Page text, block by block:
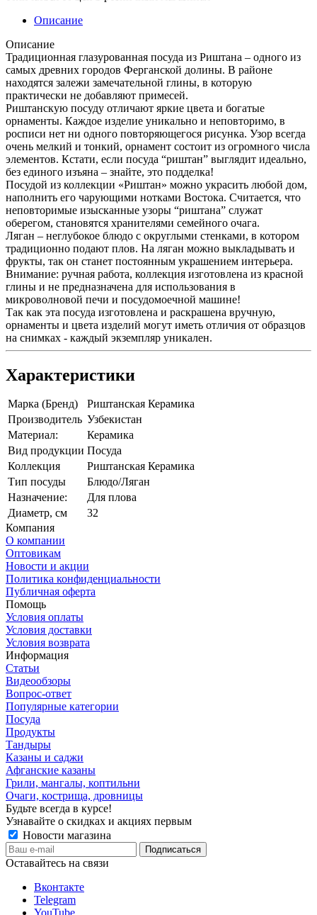
Описание
Описание
Традиционная глазурованная посуда из Риштана – одного из
самых древних городов Ферганской долины. В районе
находятся залежи замечательной глины, в которую
практически не добавляют примесей.
Риштанскую посуду отличают яркие цвета и богатые
орнаменты. Каждое изделие уникально и неповторимо, в
росписи нет ни одного повторяющегося рисунка. Узор всегда
очень мелкий и тонкий, орнамент состоит из огромного числа
элементов. Кстати, если посуда “риштан” выглядит идеально,
без единого изъяна – знайте, это подделка!
Посудой из коллекции «Риштан» можно украсить любой дом,
наполнить его чарующими нотками Востока. Считается, что
неповторимые изысканные узоры “риштана” служат
оберегом, становятся хранителями семейного очага.
Ляган – неглубокое блюдо с округлыми стенками, в котором
традиционно подают плов. На ляган можно выкладывать и
фрукты, так он станет постоянным украшением интерьера.
Внимание: ручная работа, коллекция изготовлена из красной
глины и не предназначена для использования в
микроволновой печи и посудомоечной машине!
Так как эта посуда изготовлена и раскрашена вручную,
орнаменты и цвета изделий могут иметь отличия от образцов
на снимках - каждый экземпляр уникален.
Характеристики
Марка (Бренд)
Риштанская Керамика
Производитель Узбекистан
Материал:
Керамика
Вид продукции Посуда
Коллекция
Риштанская Керамика
Тип посуды
Блюдо/Ляган
Назначение:
Для плова
Диаметр, см
32
Компания
О компании
Оптовикам
Новости и акции
Политика конфиденциальности
Публичная оферта
Помощь
Условия оплаты
Условия доставки
Условия возврата
Информация
Статьи
Видеообзоры
Вопрос-ответ
Популярные категории
Посуда
Продукты
Тандыры
Казаны и саджи
Афганские казаны
Грили, мангалы, коптильни
Очаги, кострища, дровницы
Будьте всегда в курсе!
Узнавайте о скидках и акциях первым
Новости магазина
Оставайтесь на связи
Вконтакте
Telegram
YouTube